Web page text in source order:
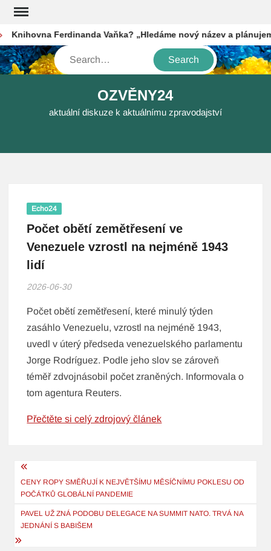
Skip
content
Ferdinanda Vaňka? „Hledáme nový název a plánujeme
Search
OZVĚNY24
aktuální diskuze k aktuálnímu zpravodajství
Echo24
Počet obětí zemětřesení ve
Venezuele vzrostl na nejméně 1943
lidí
2026-06-30
Počet obětí zemětřesení, které minulý týden
zasáhlo Venezuelu, vzrostl na nejméně 1943,
uvedl v úterý předseda venezuelského parlamentu
Jorge Rodríguez. Podle jeho slov se zároveň
téměř zdvojnásobil počet zraněných. Informovala o
tom agentura Reuters.
Přečtěte si celý zdrojový článek
Navigace
pro
příspěvek
CENY ROPY SMĚŘUJÍ K NEJVĚTŠÍMU MĚSÍČNÍMU POKLESU OD
POČÁTKŮ GLOBÁLNÍ PANDEMIE
PAVEL UŽ ZNÁ PODOBU DELEGACE NA SUMMIT NATO. TRVÁ NA
JEDNÁNÍ S BABIŠEM